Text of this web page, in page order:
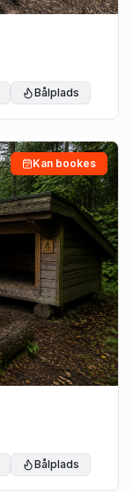
Bålplads
Kan bookes
Bålplads